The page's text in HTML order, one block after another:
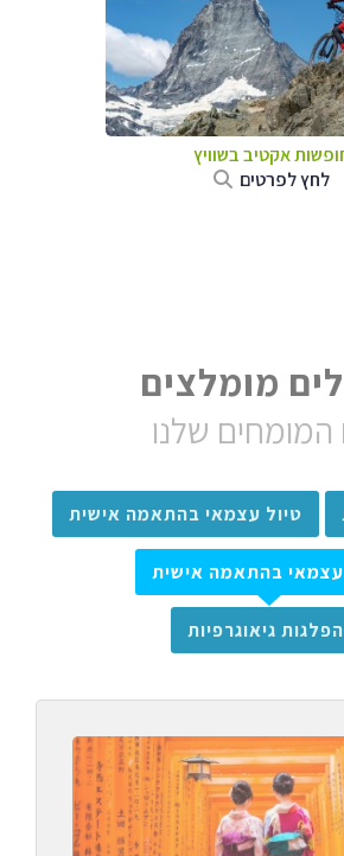
אקטיב בשוויץ
לחץ לפרטים
מומלצים
שלנו
טיול עצמאי בהתאמה אישית
עצמאי בהתאמה אישית
הפלגות גיאוגרפיות